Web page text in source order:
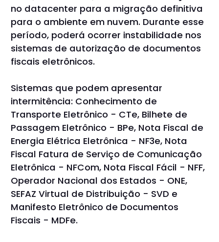
no datacenter para a migração definitiva
para o ambiente em nuvem. Durante esse
período, poderá ocorrer instabilidade nos
sistemas de autorização de documentos
fiscais eletrônicos.
Sistemas que podem apresentar
intermitência: Conhecimento de
Transporte Eletrônico - CTe, Bilhete de
Passagem Eletrônico - BPe, Nota Fiscal de
Energia Elétrica Eletrônica - NF3e, Nota
Fiscal Fatura de Serviço de Comunicação
Eletrônica - NFCom, Nota Fiscal Fácil - NFF,
Operador Nacional dos Estados - ONE,
SEFAZ Virtual de Distribuição - SVD e
Manifesto Eletrônico de Documentos
Fiscais - MDFe.